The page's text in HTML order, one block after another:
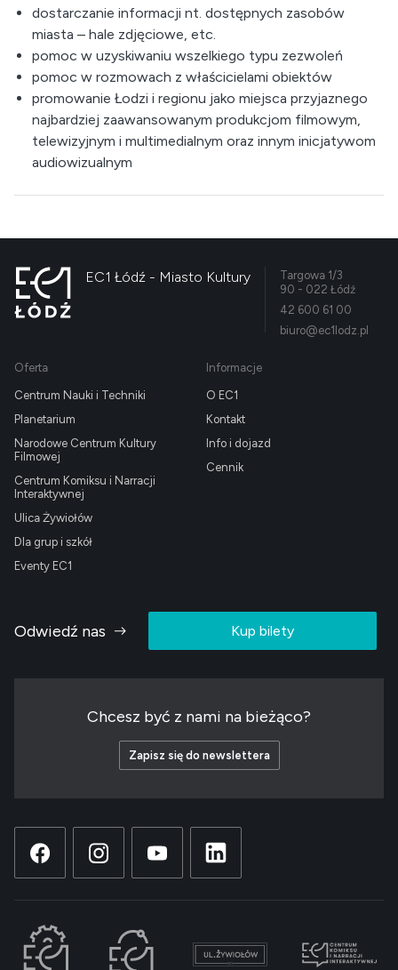
dostarczanie informacji nt. dostępnych zasobów
miasta – hale zdjęciowe, etc.
pomoc w uzyskiwaniu wszelkiego typu zezwoleń
pomoc w rozmowach z właścicielami obiektów
promowanie Łodzi i regionu jako miejsca przyjaznego
najbardziej zaawansowanym produkcjom filmowym,
telewizyjnym i multimedialnym oraz innym inicjatywom
audiowizualnym
EC1 Łódź - Miasto Kultury
Targowa 1/3
90 - 022 Łódź
42 600 61 00
biuro@ec1lodz.pl
Oferta
Centrum Nauki i Techniki
Planetarium
Narodowe Centrum Kultury
Filmowej
Centrum Komiksu i Narracji
Interaktywnej
Ulica Żywiołów
Dla grup i szkół
Eventy EC1
Informacje
O EC1
Kontakt
Info i dojazd
Cennik
Odwiedź nas Kup bilety
Chcesz być z nami na bieżąco?
Zapisz się do newslettera